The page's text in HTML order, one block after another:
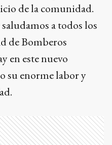
de la comunidad.
a todos los
de Bomberos
en este nuevo
su enorme labor y